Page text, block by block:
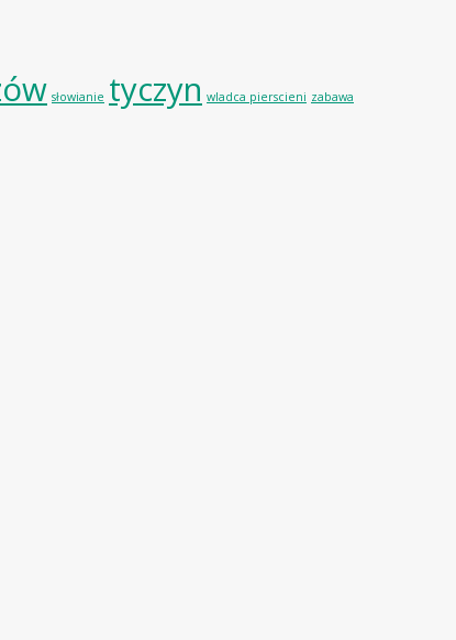
słowianie tyczyn wladca pierscieni zabawa